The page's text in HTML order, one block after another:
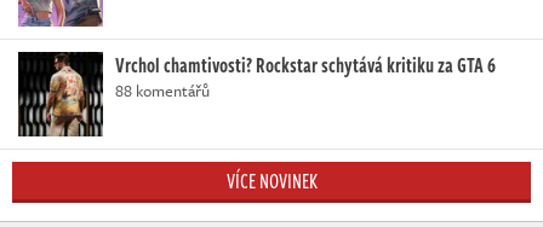
Vrchol chamtivosti? Rockstar schytává kritiku za GTA 6
88 komentářů
VÍCE NOVINEK